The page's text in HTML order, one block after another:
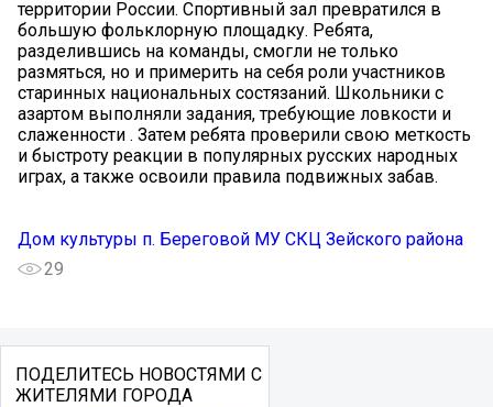
территории России. Спортивный зал превратился в
большую фольклорную площадку. Ребята,
разделившись на команды, смогли не только
размяться, но и примерить на себя роли участников
старинных национальных состязаний. Школьники с
азартом выполняли задания, требующие ловкости и
слаженности . Затем ребята проверили свою меткость
и быстроту реакции в популярных русских народных
играх, а также освоили правила подвижных забав.
Дом культуры п. Береговой МУ СКЦ Зейского района
29
ПОДЕЛИТЕСЬ НОВОСТЯМИ С
ЖИТЕЛЯМИ ГОРОДА